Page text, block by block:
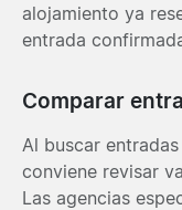
alojamiento ya
entrada
Comparar
Al buscar
conviene revisar
Las agencias